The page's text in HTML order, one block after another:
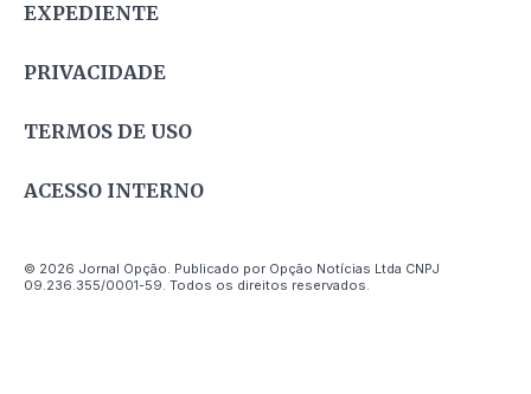
EXPEDIENTE
PRIVACIDADE
TERMOS DE USO
ACESSO INTERNO
© 2026 Jornal Opção. Publicado por Opção Notícias Ltda CNPJ
09.236.355/0001-59. Todos os direitos reservados.